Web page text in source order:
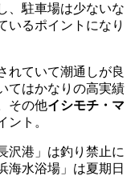
、駐車場は少ないな
いるポイントになり
れていて潮通しが良
てはかなりの高実績
その他イシモチ・マ
ント。
沢港」は釣り禁止に
海水浴場」は夏期日